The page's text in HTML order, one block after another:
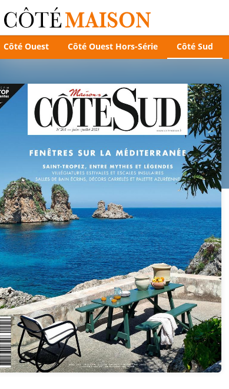
Côté Ouest Côté Ouest Hors-Série Côté Sud